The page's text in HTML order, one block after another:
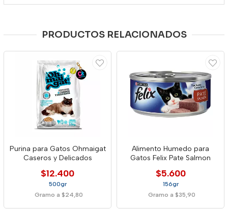
PRODUCTOS RELACIONADOS
Purina para Gatos Ohmaigat
Caseros y Delicados
$12.400
500gr
Gramo a $24,80
Alimento Humedo para
Gatos Felix Pate Salmon
$5.600
156gr
Gramo a $35,90